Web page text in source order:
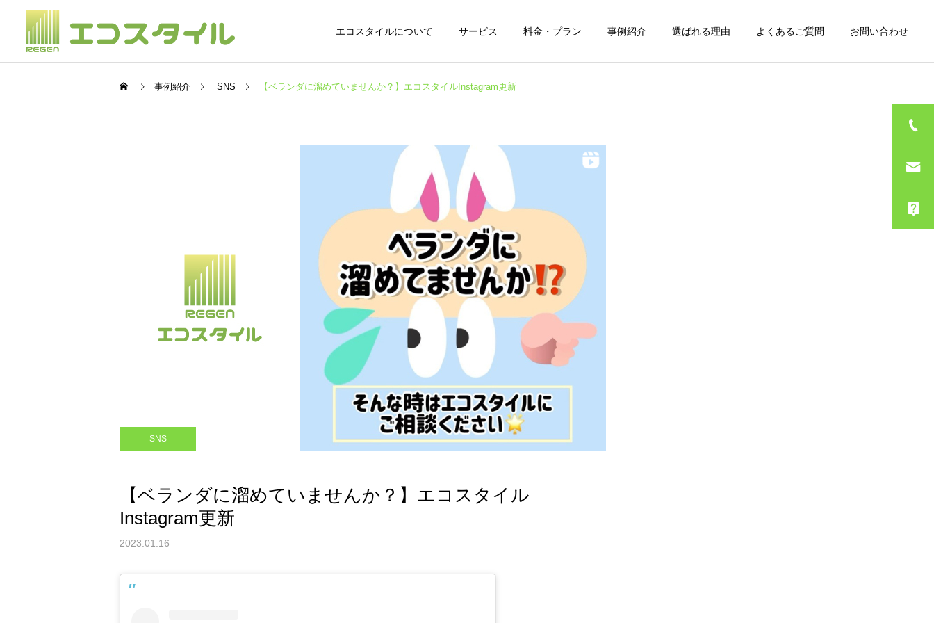
エコスタイルについて サービス 料金・プラン 事例紹介 選ばれる理由 よくあるご質問 お問い合わせ
遺品整理 空き家整理
【今年はNEWトラックも増
えました】エコスタイル
Instagram更新
謹賀新年
年末年始期間の営業のお知
事例紹介 SNS 【ベランダに溜めていませんか？】エコスタイルInstagram更新
SNS
【ベランダに溜めていませんか？】エコスタイル
Instagram更新
2023.01.16